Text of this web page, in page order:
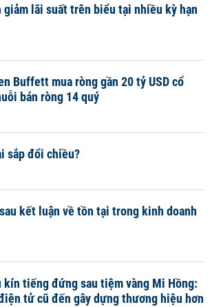
giảm lãi suất trên biểu tại nhiều kỳ hạn
Buffett mua ròng gần 20 tỷ USD cổ
bán ròng 14 quý
sắp đổi chiều?
kết luận về tồn tại trong kinh doanh
kín tiếng đứng sau tiệm vàng Mi Hồng:
tử cũ đến gây dựng thương hiệu hơn